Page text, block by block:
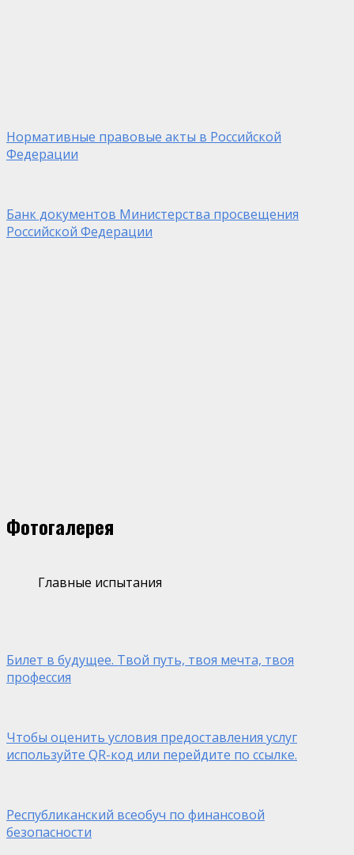
Нормативные правовые акты в Российской
Федерации
Банк документов Министерства просвещения
Российской Федерации
Фотогалерея
Главные испытания
Билет в будущее. Твой путь, твоя мечта, твоя
профессия
Чтобы оценить условия предоставления услуг
используйте QR-код или перейдите по ссылке.
Республиканский всеобуч по финансовой
безопасности